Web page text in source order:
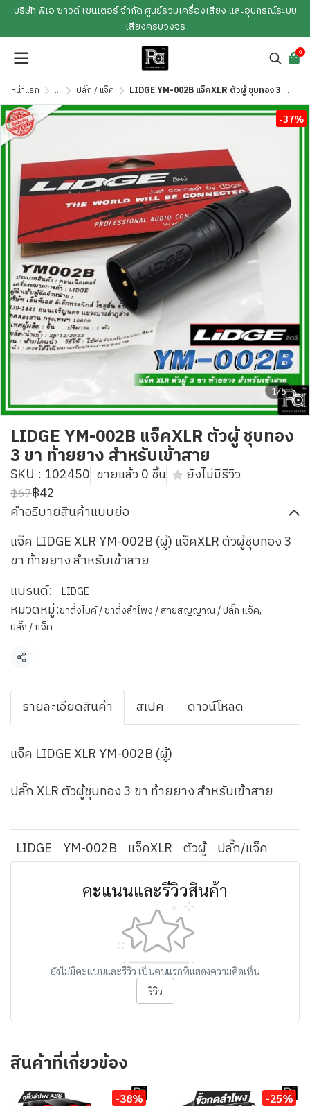
บริษัท พีเอ ซาวด์ เซนเตอร์ จำกัด ศูนย์รวมเครื่องเสียง และอุปกรณ์ระบบ
เสียงครบวงจร
0
หน้าแรก ... ปลั๊ก / แจ็ค LIDGE YM-002B แจ็คXLR ตัวผู้ ชุบทอง 3 ขา ท้ายยาง สำหรับเข้าสาย
1/5
-37%
LIDGE YM-002B แจ็คXLR ตัวผู้ ชุบทอง
3 ขา ท้ายยาง สำหรับเข้าสาย
SKU : 102450 ขายแล้ว 0 ชิ้น ยังไม่มีรีวิว
฿67฿42
คำอธิบายสินค้าแบบย่อ
แจ็ค LIDGE XLR YM-002B (ผู้) แจ็คXLR ตัวผู้ชุบทอง 3
ขา ท้ายยาง สำหรับเข้าสาย
แบรนด์:
LIDGE
หมวดหมู่:ขาตั้งไมค์ / ขาตั้งลำโพง / สายสัญญาณ / ปลั๊ก แจ็ค,
ปลั๊ก / แจ็ค
แชร์
รายละเอียดสินค้า สเปค ดาวน์โหลด
แจ็ค LIDGE XLR YM-002B (ผู้)
ปลั๊ก XLR ตัวผู้ชุบทอง 3 ขา ท้ายยาง สำหรับเข้าสาย
LIDGE YM-002B แจ็คXLR ตัวผู้ ปลั๊ก/แจ็ค
คะแนนและรีวิวสินค้า
ยังไม่มีคะแนนและรีวิว เป็นคนแรกที่แสดงความคิดเห็น
รีวิว
สินค้าที่เกี่ยวข้อง
-38% -25%